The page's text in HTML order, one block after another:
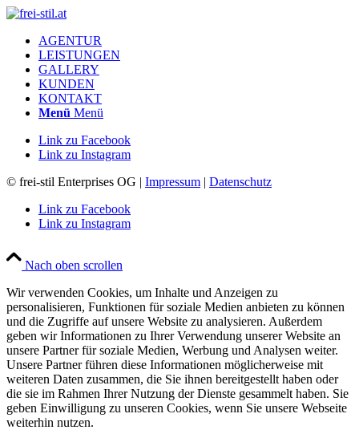
AGENTUR
LEISTUNGEN
GALLERY
KUNDEN
KONTAKT
Menü Menü
Link zu Facebook
Link zu Instagram
© frei-stil Enterprises OG | Impressum | Datenschutz
Link zu Facebook
Link zu Instagram
Nach oben scrollen
Wir verwenden Cookies, um Inhalte und Anzeigen zu
personalisieren, Funktionen für soziale Medien anbieten zu können
und die Zugriffe auf unsere Website zu analysieren. Außerdem
geben wir Informationen zu Ihrer Verwendung unserer Website an
unsere Partner für soziale Medien, Werbung und Analysen weiter.
Unsere Partner führen diese Informationen möglicherweise mit
weiteren Daten zusammen, die Sie ihnen bereitgestellt haben oder
die sie im Rahmen Ihrer Nutzung der Dienste gesammelt haben. Sie
geben Einwilligung zu unseren Cookies, wenn Sie unsere Webseite
weiterhin nutzen.